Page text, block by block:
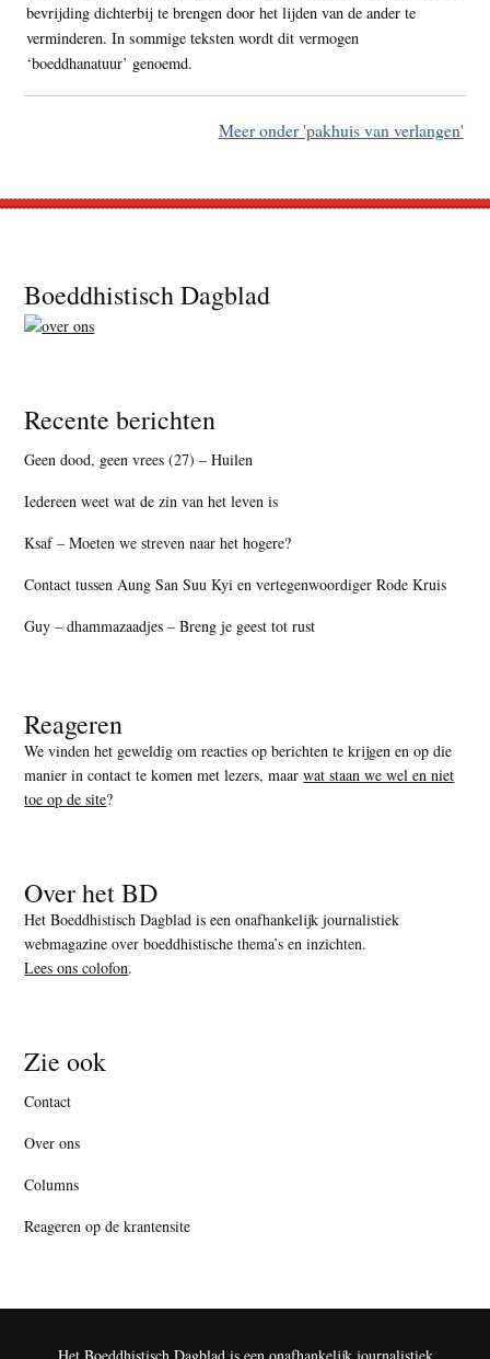
bevrijding dichterbij te brengen door het lijden van de ander te
verminderen. In sommige teksten wordt dit vermogen
‘boeddhanatuur’ genoemd.
Meer onder 'pakhuis van verlangen'
Footer
Boeddhistisch Dagblad
Recente berichten
Geen dood, geen vrees (27) – Huilen
Iedereen weet wat de zin van het leven is
Ksaf – Moeten we streven naar het hogere?
Contact tussen Aung San Suu Kyi en vertegenwoordiger Rode Kruis
Guy – dhammazaadjes – Breng je geest tot rust
Reageren
We vinden het geweldig om reacties op berichten te krijgen en op die
manier in contact te komen met lezers, maarwat staan we wel en niet
toe op de site?
Over het BD
Het Boeddhistisch Dagblad is een onafhankelijk journalistiek
webmagazine over boeddhistische thema’s en inzichten.
Lees ons colofon.
Zie ook
Contact
Over ons
Columns
Reageren op de krantensite